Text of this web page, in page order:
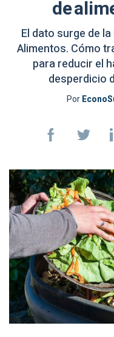
de
El dato surge de
Alimentos. Cómo
para reducir el
desperdicio
Por